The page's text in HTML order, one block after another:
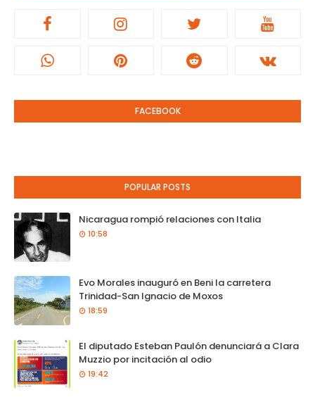
FACEBOOK
POPULAR POSTS
Nicaragua rompió relaciones con Italia
10:58
Evo Morales inauguró en Beni la carretera
Trinidad-San Ignacio de Moxos
18:59
El diputado Esteban Paulón denunciará a Clara
Muzzio por incitación al odio
19:42